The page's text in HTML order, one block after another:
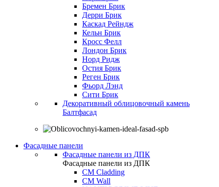
Бремен Брик
Дерри Брик
Каскад Рейндж
Кельн Брик
Кросс Фелл
Лондон Брик
Норд Ридж
Остия Брик
Реген Брик
Фьорд Лэнд
Сити Брик
Декоративный облицовочный камень
Балтфасад
Фасадные панели
Фасадные панели из ДПК
Фасадные панели из ДПК
CM Cladding
CM Wall